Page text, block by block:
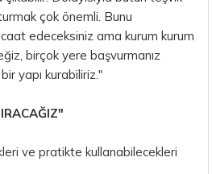
çok önemli. Bunu
edeceksiniz ama kurum kurum
birçok yere başvurmanız
yapı kurabiliriz."
ve pratikte kullanabilecekleri